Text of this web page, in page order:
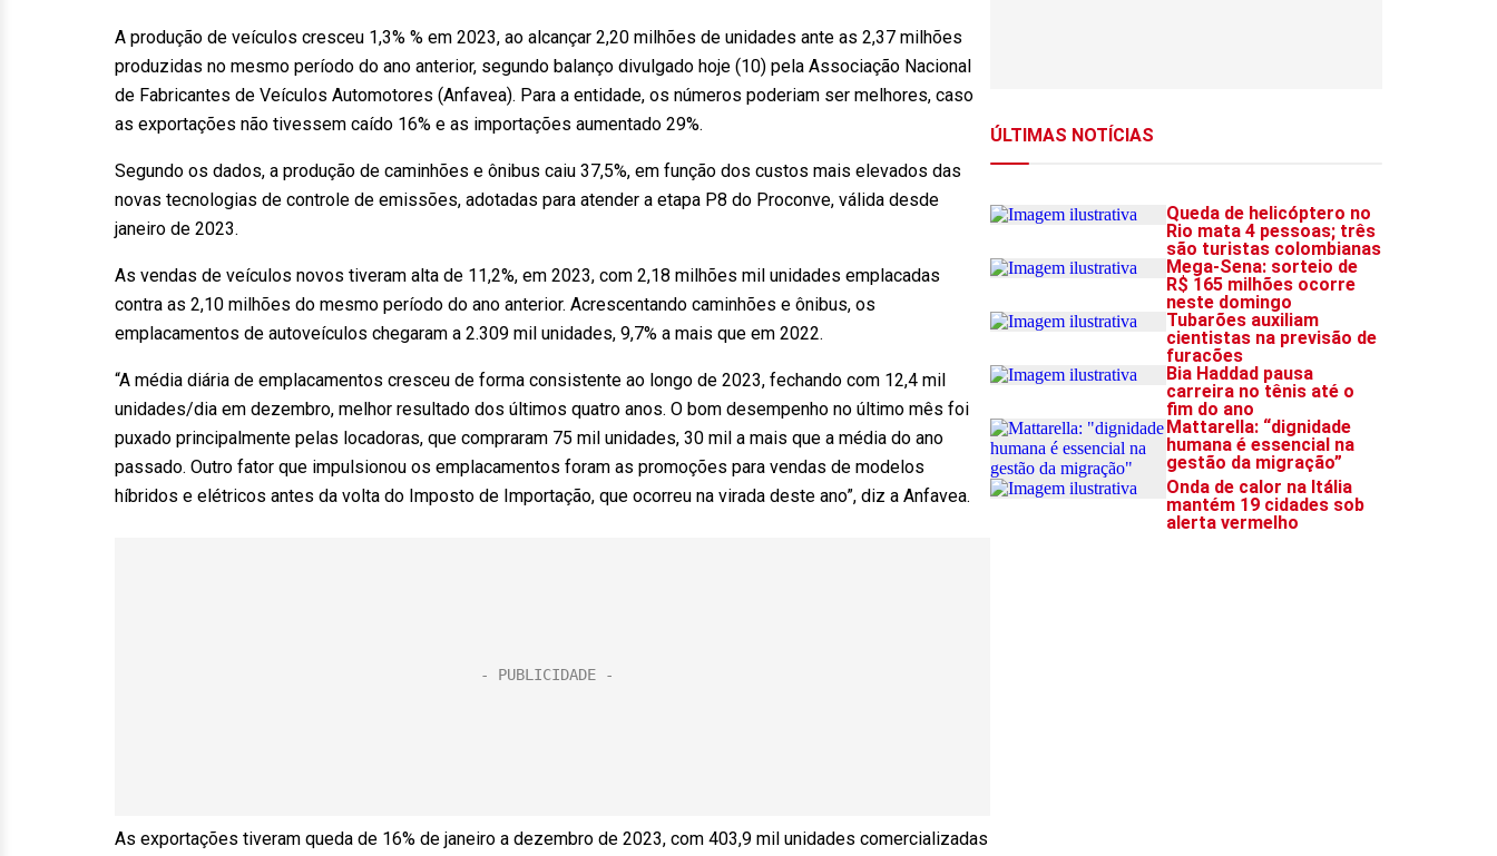
A produção de veículos cresceu 1,3% % em 2023, ao alcançar 2,20 milhões de unidades ante as 2,37 milhões
produzidas no mesmo período do ano anterior, segundo balanço divulgado hoje (10) pela Associação Nacional
de Fabricantes de Veículos Automotores (Anfavea). Para a entidade, os números poderiam ser melhores, caso
as exportações não tivessem caído 16% e as importações aumentado 29%.
Segundo os dados, a produção de caminhões e ônibus caiu 37,5%, em função dos custos mais elevados das
novas tecnologias de controle de emissões, adotadas para atender a etapa P8 do Proconve, válida desde
janeiro de 2023.
As vendas de veículos novos tiveram alta de 11,2%, em 2023, com 2,18 milhões mil unidades emplacadas
contra as 2,10 milhões do mesmo período do ano anterior. Acrescentando caminhões e ônibus, os
emplacamentos de autoveículos chegaram a 2.309 mil unidades, 9,7% a mais que em 2022.
“A média diária de emplacamentos cresceu de forma consistente ao longo de 2023, fechando com 12,4 mil
unidades/dia em dezembro, melhor resultado dos últimos quatro anos. O bom desempenho no último mês foi
puxado principalmente pelas locadoras, que compraram 75 mil unidades, 30 mil a mais que a média do ano
passado. Outro fator que impulsionou os emplacamentos foram as promoções para vendas de modelos
híbridos e elétricos antes da volta do Imposto de Importação, que ocorreu na virada deste ano”, diz a Anfavea.
As exportações tiveram queda de 16% de janeiro a dezembro de 2023, com 403,9 mil unidades comercializadas